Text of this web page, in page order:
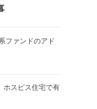
ファンドのアド
スピス住宅で有